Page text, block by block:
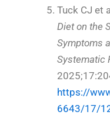
Tuck CJ et
Diet on the
Symptoms
Systematic
https://
6643/17/